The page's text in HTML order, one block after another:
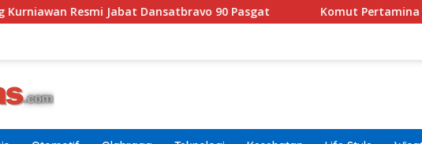
Jabat Dansatbravo 90 Pasgat Komut Pertamina Tegaskan Tak